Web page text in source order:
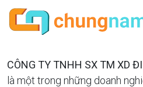
CÔNG TY TNHH SX TM XD
là một trong những doanh